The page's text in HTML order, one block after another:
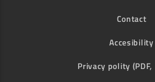
Contact
Accesibility
Privacy polity (PDF,